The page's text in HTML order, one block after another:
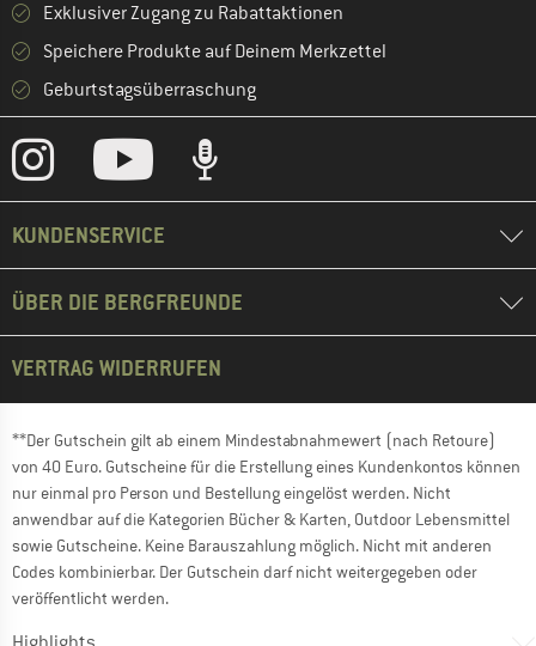
Exklusiver Zugang zu Rabattaktionen
Speichere Produkte auf Deinem Merkzettel
Geburtstagsüberraschung
KUNDENSERVICE
ÜBER DIE BERGFREUNDE
VERTRAG WIDERRUFEN
**Der Gutschein gilt ab einem Mindestabnahmewert (nach Retoure)
von 40 Euro. Gutscheine für die Erstellung eines Kundenkontos können
nur einmal pro Person und Bestellung eingelöst werden. Nicht
anwendbar auf die Kategorien Bücher & Karten, Outdoor Lebensmittel
sowie Gutscheine. Keine Barauszahlung möglich. Nicht mit anderen
Codes kombinierbar. Der Gutschein darf nicht weitergegeben oder
veröffentlicht werden.